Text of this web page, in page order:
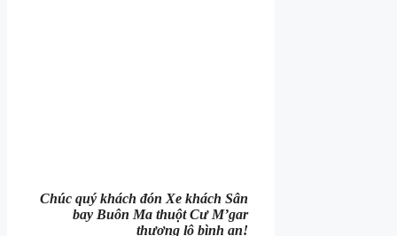
Chúc quý khách đón Xe khách Sân
bay Buôn Ma thuột Cư M’gar
thượng lộ bình an!